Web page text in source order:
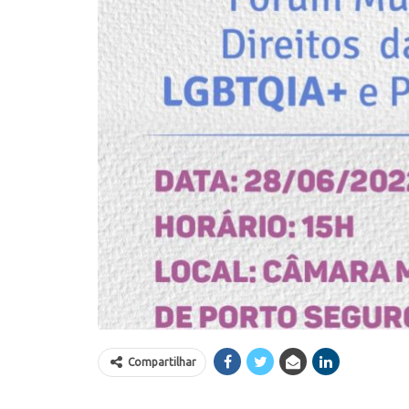
Compartilhar